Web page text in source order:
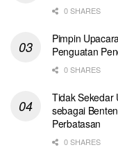
0 SHARES
Pimpin
Penguatan
0 SHARES
Tidak Sekedar
sebagai
Perbatasan
0 SHARES